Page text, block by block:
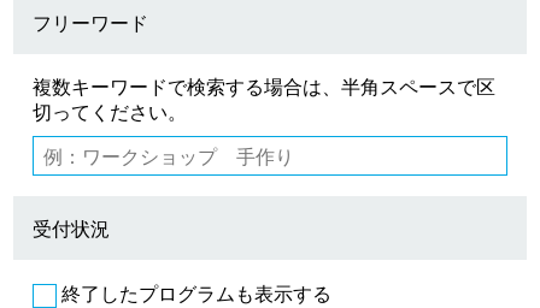
フリーワード
複数キーワードで検索する場合は、半角スペースで区
切ってください。
受付状況
終了したプログラムも表示する